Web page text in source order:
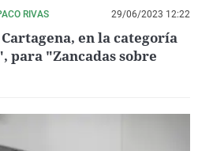
RIVAS 29/06/2023 12:22
en la categoría
para "Zancadas sobre